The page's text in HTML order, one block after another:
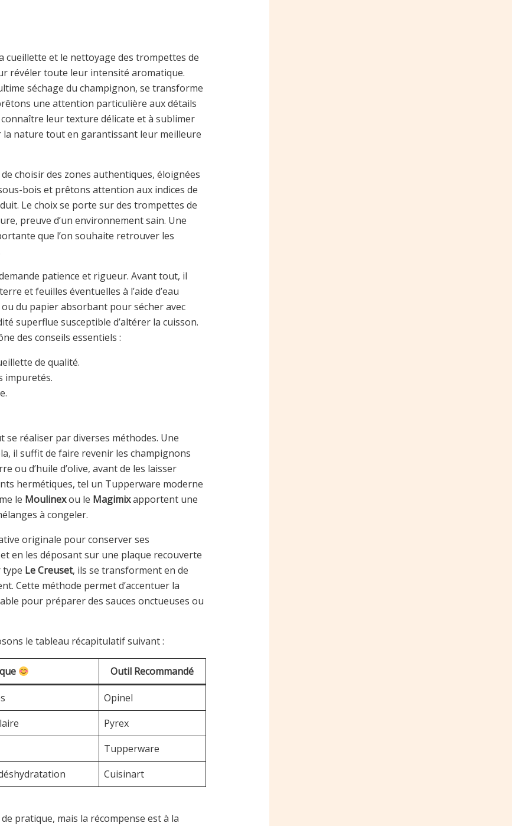
cueillette et le nettoyage des trompettes de
révéler toute leur intensité aromatique.
séchage du champignon, se transforme
une attention particulière aux détails
leur texture délicate et à sublimer
nature tout en garantissant leur meilleure
choisir des zones authentiques, éloignées
bois et prêtons attention aux indices de
Le choix se porte sur des trompettes de
preuve d’un environnement sain. Une
que l’on souhaite retrouver les
patience et rigueur. Avant tout, il
et feuilles éventuelles à l’aide d’eau
du papier absorbant pour sécher avec
superflue susceptible d’altérer la cuisson.
des conseils essentiels :
de qualité.
impuretés.
réaliser par diverses méthodes. Une
il suffit de faire revenir les champignons
ou d’huile d’olive, avant de les laisser
hermétiques, tel un Tupperware moderne
le Moulinexou le Magimixapportent une
à congeler.
originale pour conserver ses
en les déposant sur une plaque recouverte
type Le Creuset, ils se transforment en de
Cette méthode permet d’accentuer la
pour préparer des sauces onctueuses ou
le tableau récapitulatif suivant :
Outil Recommandé
Opinel
Pyrex
Tupperware
Cuisinart
pratique, mais la récompense est à la